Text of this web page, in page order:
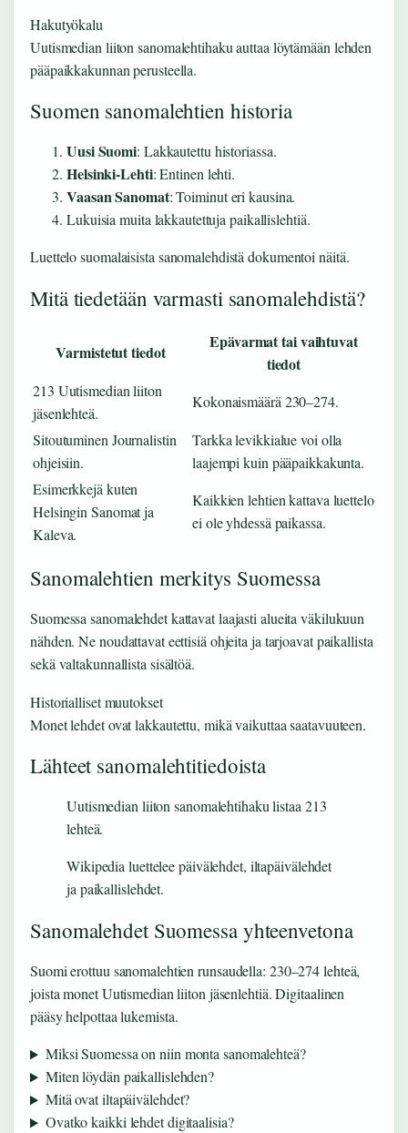
Hakutyökalu
Uutismedian liiton sanomalehtihaku auttaa löytämään lehden
pääpaikkakunnan perusteella.
Suomen sanomalehtien historia
Uusi Suomi: Lakkautettu historiassa.
Helsinki-Lehti: Entinen lehti.
Vaasan Sanomat: Toiminut eri kausina.
Lukuisia muita lakkautettuja paikallislehtiä.
Luettelo suomalaisista sanomalehdistä dokumentoi näitä.
Mitä tiedetään varmasti sanomalehdistä?
Varmistetut tiedot
Epävarmat tai vaihtuvat
tiedot
213 Uutismedian liiton
jäsenlehteä.
Kokonaismäärä 230–274.
Sitoutuminen Journalistin
ohjeisiin.
Tarkka levikkialue voi olla
laajempi kuin pääpaikkakunta.
Esimerkkejä kuten
Helsingin Sanomat ja
Kaleva.
Kaikkien lehtien kattava luettelo
ei ole yhdessä paikassa.
Sanomalehtien merkitys Suomessa
Suomessa sanomalehdet kattavat laajasti alueita väkilukuun
nähden. Ne noudattavat eettisiä ohjeita ja tarjoavat paikallista
sekä valtakunnallista sisältöä.
Historialliset muutokset
Monet lehdet ovat lakkautettu, mikä vaikuttaa saatavuuteen.
Lähteet sanomalehtitiedoista
Uutismedian liiton sanomalehtihaku listaa 213
lehteä.
Wikipedia luettelee päivälehdet, iltapäivälehdet
ja paikallislehdet.
Sanomalehdet Suomessa yhteenvetona
Suomi erottuu sanomalehtien runsaudella: 230–274 lehteä,
joista monet Uutismedian liiton jäsenlehtiä. Digitaalinen
pääsy helpottaa lukemista.
Miksi Suomessa on niin monta sanomalehteä?
Miten löydän paikallislehden?
Mitä ovat iltapäivälehdet?
Ovatko kaikki lehdet digitaalisia?